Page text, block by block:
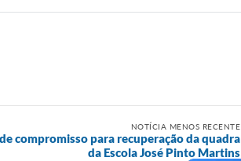
NOTÍCIA MENOS RECENTE
compromisso para recuperação da quadra
da Escola José Pinto Martins